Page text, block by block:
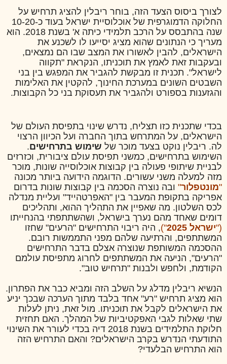
לצורך ביסוס הצעד הזה, בוחר ריבלין להציג תרחיש על
החלוקה הדמוגרפית של אוכלוסיית ישראל בעוד כ-10-20
שנה בהתבסס על הרכב תלמידי כיתה א' בשנת 2018. הוא
מעריך כי הנתונים שהוא מציג יסייעו לו לשכנע את
הישראלים, להבין לאשורו את המצב שבו הם נמצאים,
ובעקבות זאת לאמץ את תוכניתו, הנקראת "תקווה
לישראל". תכנית זו מבקשת להגביר את המפגש בין בני
השבטים השונים במערכת החינוך, להקטין את האלימות
והגזענות בספורט ולהגביר את תעסוקת בני כל הקבוצות.
בכדי שתכנית כזו תצליח, נדרש שינוי בתפיסת העולם של
הישראלים, על המתרחש בתוך החברה ועל הכיוון הרצוי
לה. ריבלין נוקט בצעד מוכר של שימוש בתרחישים.
השימוש בתרחישים, כמשני תפיסת עולם ציבורית, וכזרזים
לבניית שיתופי פעולה בין קבוצות אוכלוסייה שונות, מוכר
מזה למעלה משני עשורים. הדוגמה הידועה ביותר מכונה
"מונטפלור" ובה נוצרה הסכמה בין קבוצות שונות בדרום
אפריקה בתקופת המעבר בין "האפרטהייד" ועליית מנדלה
לכס השלטון. מה שאפיין את התהליך ההוא, ותהליכים
דומים שאחד מהם נערך בישראל, ושהשתתפתי בהנחייתו
("ישראל 2025 "), היה ריבוי התרחישים "הרעים" שחזו
המשתתפים, והרתיעה שלהם מפני התממשות רובם.
ההסכמה המשותפת שנוצרה אצלם בדבר התרחישים
"הרעים", הניעה את המשתתפים לחרוג מתפיסת עולמם
הקודמת, ולחפש ולבנות "תרחיש טוב".
הנשיא ריבלין מדלג על השלב הזה ומביא כבר את הפתרון.
הוא מציג תרחיש "רע" אחד בלבד מתוך הערכה שבכך יניע
את הישראלים לקבל את תוכניתו. מול זאת, ניתן לעלות
שתי שאלות לגבי האפקטיביות של המהלך. האם תחזית
חלוקת התלמידים בשנת 2018 דיה בכדי לעורר את השינוי
התודעתי הנדרש בקרב הישראלים? והאם התרחיש הזה
הוא התרחיש הבלעדי?